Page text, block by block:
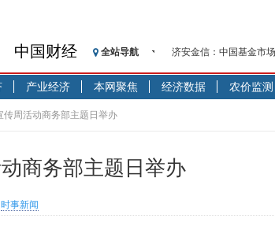
中国财经 全站导航
济安金信：中国基金市
记者手记：疫情下的香
【见·闻】疫情下一家
济安金信：中国基金市
【新华财经调查】同业
在“隐秘的角落”
央行公开市场净投放
基本面及股市双轮冲击
产业经济 本网聚焦 经济数据 农价监测
传周活动商务部主题日举办
商务部主题日举办
时事新闻